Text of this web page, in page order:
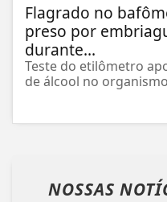
Flagrado no
preso por
durante...
Teste do etilômetro
de álcool no
NOSSAS